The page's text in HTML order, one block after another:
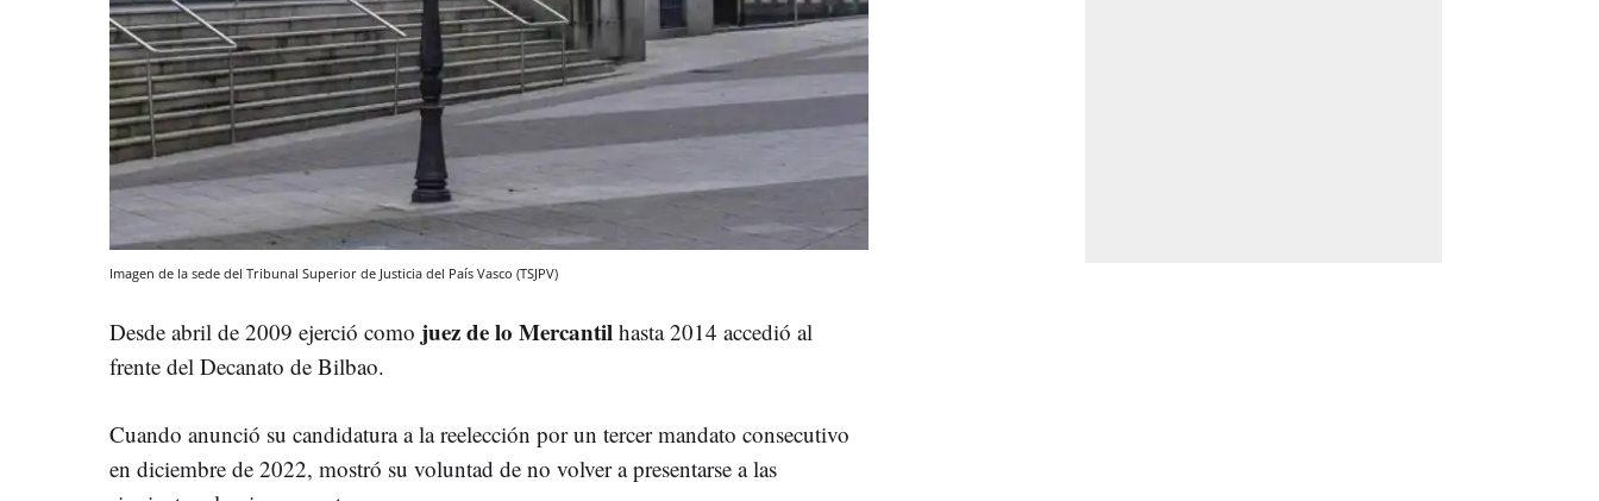
Imagen de la sede del Tribunal Superior de Justicia del País Vasco (TSJPV)
Desde abril de 2009 ejerció como juez de lo Mercantil hasta 2014 accedió al
frente del Decanato de Bilbao.
Cuando anunció su candidatura a la reelección por un tercer mandato consecutivo
en diciembre de 2022, mostró su voluntad de no volver a presentarse a las